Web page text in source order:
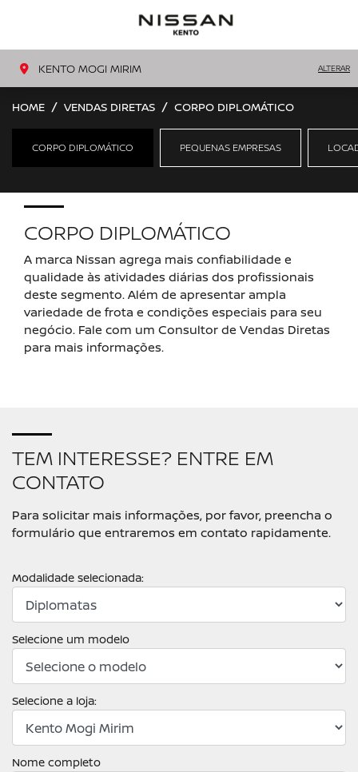
KENTO MOGI MIRIM ALTERAR
HOME VENDAS DIRETAS CORPO DIPLOMÁTICO
PEQUENAS EMPRESAS
CORPO DIPLOMÁTICO
CORPO DIPLOMÁTICO
A marca Nissan agrega mais confiabilidade e
qualidade às atividades diárias dos profissionais
deste segmento. Além de apresentar ampla
variedade de frota e condições especiais para seu
negócio. Fale com um Consultor de Vendas Diretas
para mais informações.
TEM INTERESSE? ENTRE EM
CONTATO
Para solicitar mais informações, por favor, preencha o
formulário que entraremos em contato rapidamente.
Modalidade selecionada:
Selecione um modelo
Selecione a loja:
Nome completo